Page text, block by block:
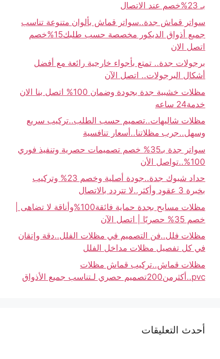
بـ 23%خصم عند الاتصال
سواتر قماش جدة..سواتر قماش بألوان متنوعة تناسب
جميع أذواق الديكور مخصصة حسب طلبك15%خصم
اتصل الان
برجولات جدة.. تمتع بأجواء خارجية رائعة مع أفضل
أشكال البرجولات.. اتصل الآن
مظلات خشبية جدة بجودة وضمان 100% اتصل بنا الان
خدمة24 ساعه
مظلات شاليهات..تصميم حسب الطلب..تركيب سريع
وسهل..جرب مظلاتنا..أسعار تنافسية
سواتر جدة بـ35% خصم تصميمات حصرية وتنفيذ فوري
100%..تواصل الأن
حداد شبوك جدة..جودة أصلية وخصم 23% وتركيب
بخبرة 3 عقود وأكثر..لا تتردد بالاتصال
مظلات مسابح بجدة حماية فائقة100%وأناقة لا تضاهى |
خصم 35% حصريًا | اتصل الآن
مظلات فلل..فن التصميم في مظلات الفلل..دقة وإتقان
في كل تفصيل مظلات مداخل الفلل
مظلات قماش..تركيب قماش مظلات
pvc..أكثرمن200تصميم حصري لـتناسب جميع الأذواق
أحدث التعليقات